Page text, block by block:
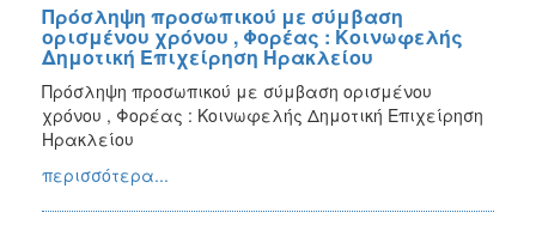
Πρόσληψη προσωπικού με σύμβαση
ορισμένου χρόνου , Φορέας : Κοινωφελής
Δημοτική Επιχείρηση Ηρακλείου
Πρόσληψη προσωπικού με σύμβαση ορισμένου
χρόνου , Φορέας : Κοινωφελής Δημοτική Επιχείρηση
Ηρακλείου
περισσότερα...